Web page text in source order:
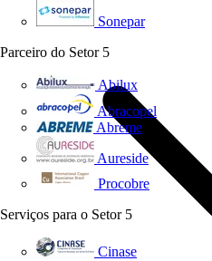
Sonepar
Parceiro do Setor 5
Abilux
Abracopel
Abreme
Aureside
Procobre
Serviços para o Setor 5
Cinase